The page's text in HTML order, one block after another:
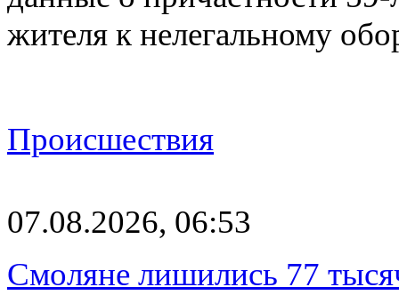
жителя к нелегальному
Происшествия
07.08.2026, 06:53
Смоляне лишились 77